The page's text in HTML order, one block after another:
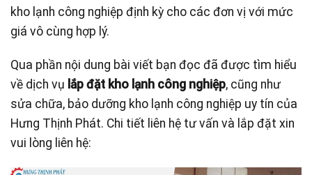
kho lạnh công nghiệp định kỳ cho các đơn vị với mức
giá vô cùng hợp lý.
Qua phần nội dung bài viết bạn đọc đã được tìm hiểu
về dịch vụ lắp đặt kho lạnh công nghiệp, cũng như
sửa chữa, bảo dưỡng kho lạnh công nghiệp uy tín của
Hưng Thịnh Phát. Chi tiết liên hệ tư vấn và lắp đặt xin
vui lòng liên hệ: